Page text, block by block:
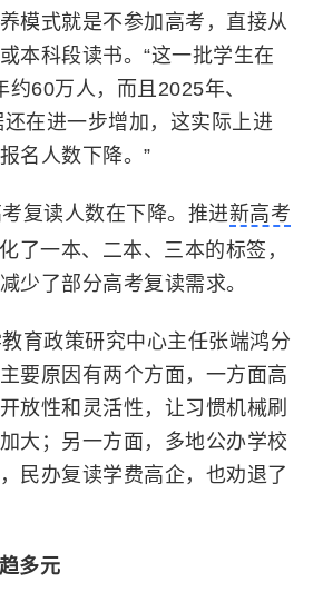
模式就是不参加高考，直接从
本科段读书。“这一批学生在
60万人，而且2025年、
在进一步增加，这实际上进
名人数下降。”
复读人数在下降。推进新高考
了一本、二本、三本的标签，
少了部分高考复读需求。
育政策研究中心主任张端鸿分
要原因有两个方面，一方面高
放性和灵活性，让习惯机械刷
大；另一方面，多地公办学校
民办复读学费高企，也劝退了
多元